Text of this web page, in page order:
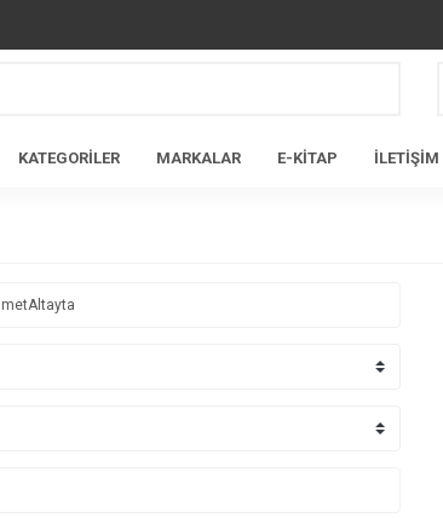
KATEGORİLER MARKALAR E-KİTAP İLETİŞİM